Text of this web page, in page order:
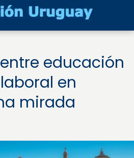
educación
en
mirada